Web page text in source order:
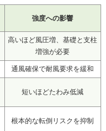
強度への影響
高いほど風圧増、基礎と支柱
増強が必要
通風確保で耐風要求を緩和
短いほどたわみ低減
根本的な転倒リスクを抑制